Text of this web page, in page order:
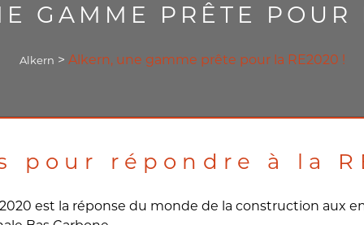
GAMME PRÊTE
Alkern > Alkern, une gamme prête pour la RE2020 !
pour répondre à la
est la réponse du monde de la construction aux